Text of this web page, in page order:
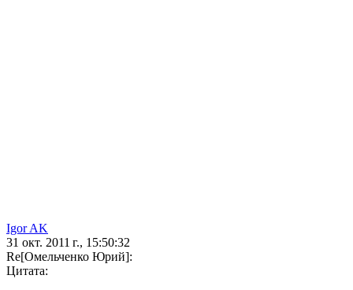
Igor AK
31 окт. 2011 г., 15:50:32
Re[Омельченко Юрий]:
Цитата: